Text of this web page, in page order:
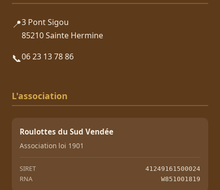
📍3 Pont Sigou
85210 Sainte Hermine
📞06 23 13 78 86
L'association
Roulottes du Sud Vendée
Association loi 1901
SIRET 41249161500024
RNA W851001819